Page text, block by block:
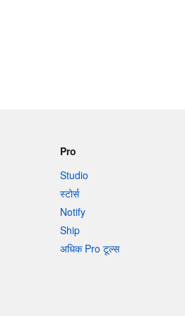
Pro
Studio
स्टोर्स
Notify
Ship
अधिक Pro टूल्स